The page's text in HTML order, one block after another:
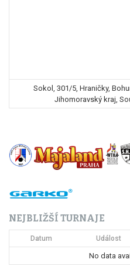
Sokol, 301/5, Hraničky,
Jihomoravský kraj,
NEJBLIŽŠÍ TURNAJE
Datum Událost
No data